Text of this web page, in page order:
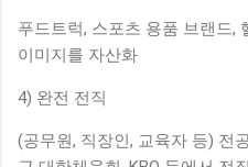
푸드트럭, 스포츠 용품 브랜드,
이미지를 자산화
4) 완전 전직
(공무원, 직장인, 교육자 등) 전